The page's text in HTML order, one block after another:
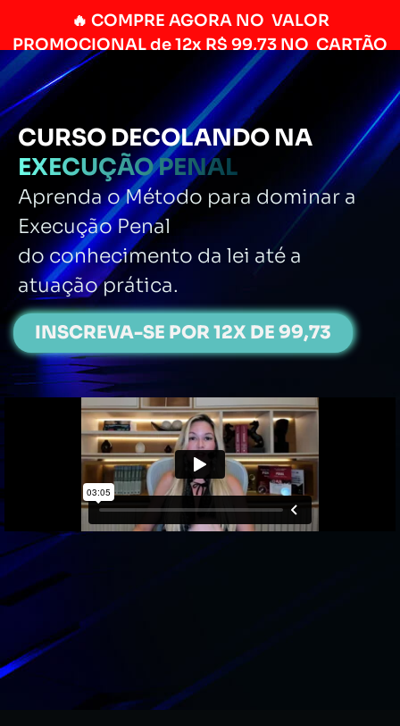
🔥 COMPRE AGORA NO VALOR
PROMOCIONAL de 12x R$ 99,73 NO CARTÃO
CURSO DECOLANDO NA
EXECUÇÃO PENAL
Aprenda o Método para dominar a
ExecuçãoPenal
do conhecimento da lei até a
atuação prática.
INSCREVA-SE POR 12X DE 99,73